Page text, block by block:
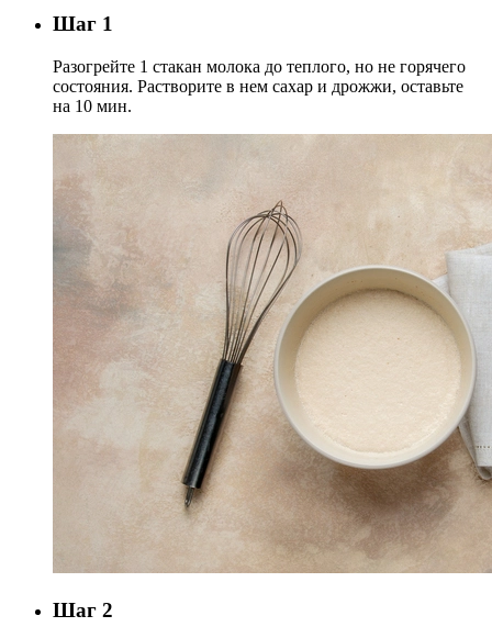
Шаг 1
Разогрейте 1 стакан молока до теплого, но не горячего
состояния. Растворите в нем сахар и дрожжи, оставьте
на 10 мин.
Шаг 2